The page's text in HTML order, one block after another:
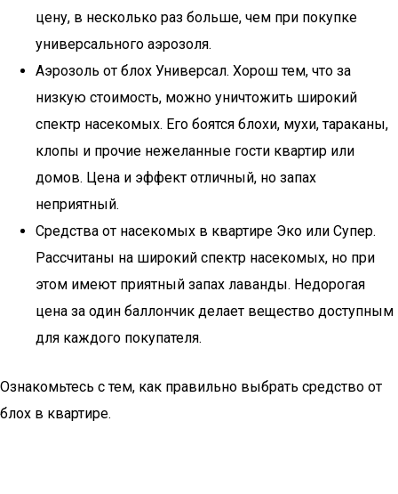
цену, в несколько раз больше, чем при покупке
универсального аэрозоля.
Аэрозоль от блох Универсал. Хорош тем, что за
низкую стоимость, можно уничтожить широкий
спектр насекомых. Его боятся блохи, мухи, тараканы,
клопы и прочие нежеланные гости квартир или
домов. Цена и эффект отличный, но запах
неприятный.
Средства от насекомых в квартире Эко или Супер.
Рассчитаны на широкий спектр насекомых, но при
этом имеют приятный запах лаванды. Недорогая
цена за один баллончик делает вещество доступным
для каждого покупателя.
Ознакомьтесь с тем, как правильно выбрать средство от
блох в квартире.